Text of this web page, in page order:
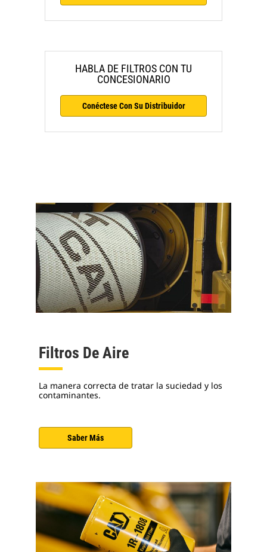
HABLA DE FILTROS CON TU
CONCESIONARIO
Conéctese Con Su Distribuidor
Filtros De Aire
La manera correcta de tratar la suciedad y los
contaminantes.
Saber Más